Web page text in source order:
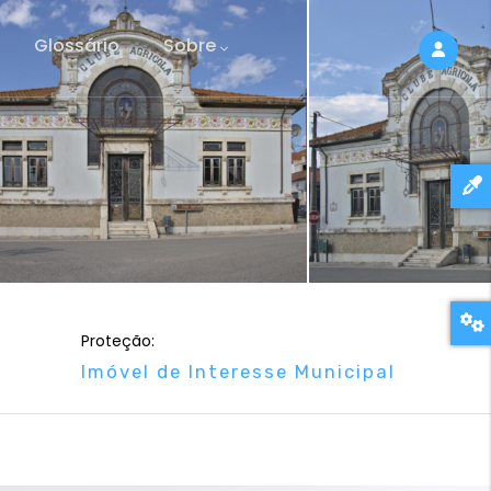
Glossário Sobre
Proteção:
Imóvel de Interesse Municipal